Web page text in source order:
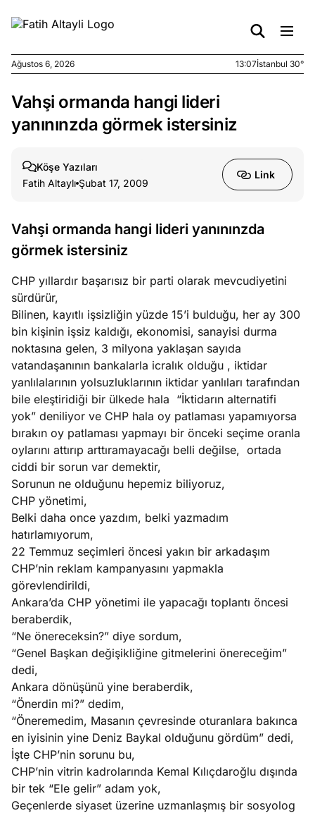
Ağustos
6, 2026
yasalar
5, 2026
stok
caiz
Ağustos
4, 2026
umutlu
ister
Köşe
Yazıları
Spor
Yazıları
Yazıları
Ağustos 6, 2026 13:07İstanbul 30°
Vahşi ormanda hangi lideri
yanınınzda görmek istersiniz
Köşe Yazıları
Fatih Altaylı Şubat 17, 2009
Link
Vahşi ormanda hangi lideri yanınınzda
görmek istersiniz
CHP yıllardır başarısız bir parti olarak mevcudiyetini
sürdürür,
Bilinen, kayıtlı işsizliğin yüzde 15’i bulduğu, her ay 300
bin kişinin işsiz kaldığı, ekonomisi, sanayisi durma
noktasına gelen, 3 milyona yaklaşan sayıda
vatandaşanının bankalarla icralık olduğu , iktidar
yanlılalarının yolsuzluklarının iktidar yanlıları tarafından
bile eleştiridiği bir ülkede hala “İktidarın alternatifi
yok” deniliyor ve CHP hala oy patlaması yapamıyorsa
bırakın oy patlaması yapmayı bir önceki seçime oranla
oylarını attırıp arttıramayacağı belli değilse, ortada
ciddi bir sorun var demektir,
Sorunun ne olduğunu hepemiz biliyoruz,
CHP yönetimi,
Belki daha once yazdım, belki yazmadım
hatırlamıyorum,
22 Temmuz seçimleri öncesi yakın bir arkadaşım
CHP’nin reklam kampanyasını yapmakla
görevlendirildi,
Ankara’da CHP yönetimi ile yapacağı toplantı öncesi
beraberdik,
“Ne önereceksin?” diye sordum,
“Genel Başkan değişikliğine gitmelerini önereceğim”
dedi,
Ankara dönüşünü yine beraberdik,
“Önerdin mi?” dedim,
“Öneremedim, Masanın çevresinde oturanlara bakınca
en iyisinin yine Deniz Baykal olduğunu gördüm” dedi,
İşte CHP’nin sorunu bu,
CHP’nin vitrin kadrolarında Kemal Kılıçdaroğlu dışında
bir tek “Ele gelir” adam yok,
Geçenlerde siyaset üzerine uzmanlaşmış bir sosyolog